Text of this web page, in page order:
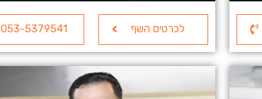
לכרטיס השף 053-5379541